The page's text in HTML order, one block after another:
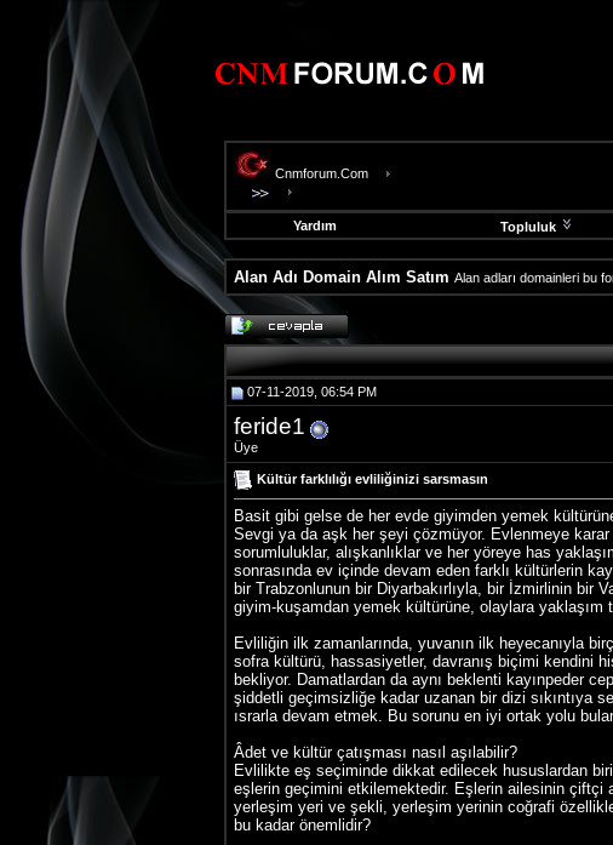
Cnmforum.Com
Yardım Topluluk
Alan Adı Domain Alım Satım Alan adları domainleri bu
evooli
fethiye
escort
gaziantep
escort
gaziantep
escort
07-11-2019, 06:54 PM
feride1
Üye
Kültür farklılığı evliliğinizi sarsmasın
Basit gibi gelse de her evde giyimden yemek
Sevgi ya da aşk her şeyi çözmüyor. Evlenmeye
sorumluluklar, alışkanlıklar ve her yöreye has
sonrasında ev içinde devam eden farklı kültürlerin
bir Trabzonlunun bir Diyarbakırlıyla, bir İzmirlinin bir
giyim-kuşamdan yemek kültürüne, olaylara yaklaşım
Evliliğin ilk zamanlarında, yuvanın ilk heyecanıyla
sofra kültürü, hassasiyetler, davranış biçimi kendini
bekliyor. Damatlardan da aynı beklenti kayınpeder
şiddetli geçimsizliğe kadar uzanan bir dizi sıkıntıya
ısrarla devam etmek. Bu sorunu en iyi ortak yolu
Âdet ve kültür çatışması nasıl aşılabilir?
Evlilikte eş seçiminde dikkat edilecek hususlardan
eşlerin geçimini etkilemektedir. Eşlerin ailesinin
yerleşim yeri ve şekli, yerleşim yerinin coğrafi
bu kadar önemlidir?